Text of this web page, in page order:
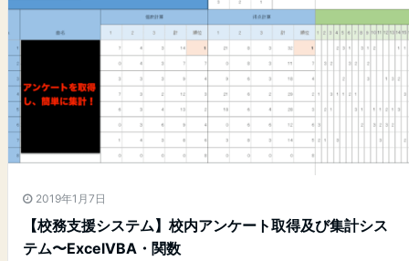
2019年1月7日
【校務支援システム】校内アンケート取得及び集計シス
テム〜ExcelVBA・関数